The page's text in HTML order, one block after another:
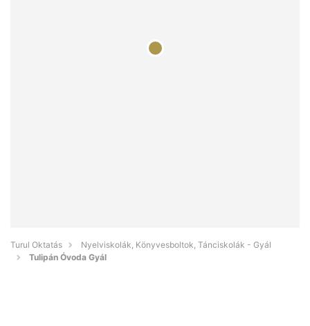
Turul Oktatás
Nyelviskolák, Könyvesboltok, Tánciskolák - Gyál
Tulipán Óvoda Gyál